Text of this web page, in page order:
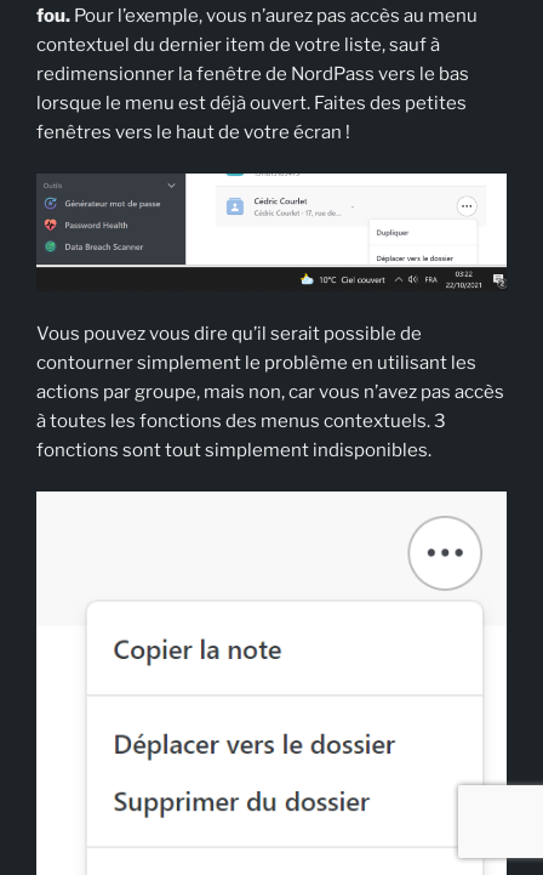
fou. Pour l’exemple, vous n’aurez pas accès au menu
contextuel du dernier item de votre liste, sauf à
redimensionner la fenêtre de NordPass vers le bas
lorsque le menu est déjà ouvert. Faites des petites
fenêtres vers le haut de votre écran !
Vous pouvez vous dire qu’il serait possible de
contourner simplement le problème en utilisant les
actions par groupe, mais non, car vous n’avez pas accès
à toutes les fonctions des menus contextuels. 3
fonctions sont tout simplement indisponibles.